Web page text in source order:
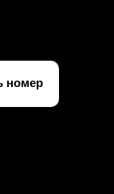
номер